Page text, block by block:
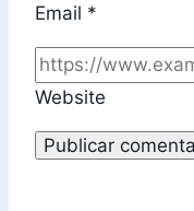
Email *
Website